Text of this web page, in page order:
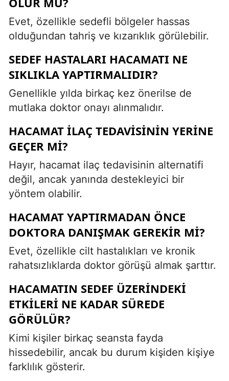
Evet, özellikle sedefli bölgeler hassas
olduğundan tahriş ve kızarıklık görülebilir.
SEDEF HASTALARI HACAMATI NE
SIKLIKLA YAPTIRMALIDIR?
Genellikle yılda birkaç kez önerilse de
mutlaka doktor onayı alınmalıdır.
HACAMAT ILAÇ TEDAVISININ YERINE
GEÇER MI?
Hayır, hacamat ilaç tedavisinin alternatifi
değil, ancak yanında destekleyici bir
yöntem olabilir.
HACAMAT YAPTIRMADAN ÖNCE
DOKTORA DANIŞMAK GEREKIR MI?
Evet, özellikle cilt hastalıkları ve kronik
rahatsızlıklarda doktor görüşü almak şarttır.
HACAMATIN SEDEF ÜZERINDEKI
ETKILERI NE KADAR SÜREDE
GÖRÜLÜR?
Kimi kişiler birkaç seansta fayda
hissedebilir, ancak bu durum kişiden kişiye
farklılık gösterir.